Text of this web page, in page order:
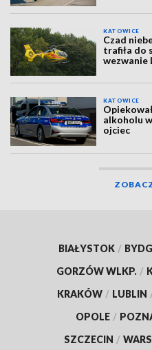
KATOWICE
Czad
trafiła do
wezwanie
KATOWICE
alkoholu
ojciec
BIAŁYSTOK /
GORZÓW WLKP. /
KRAKÓW / LUBLIN
OPOLE /
SZCZECIN /